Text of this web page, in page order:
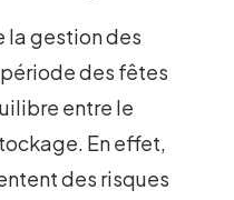
la gestion des
des fêtes
entre le
En effet,
des risques